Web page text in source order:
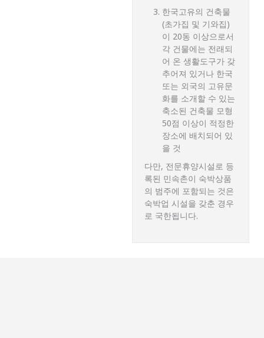
한국고유의 건축물
(초가집 및 기와집)
이 20동 이상으로서
각 건물에는 전래되
어 온 생활도구가 갖
추어져 있거나 한국
또는 외국의 고유문
화를 소개할 수 있는
축소된 건축물 모형
50점 이상이 적정한
장소에 배치되어 있
을 것
다만, 전문휴양시설로 등
록된 민속촌이 숙박상품
의 범주에 포함되는 것은
숙박업 시설을 갖춘 경우
로 국한됩니다.